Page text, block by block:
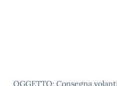
OGGETTO: Consegna